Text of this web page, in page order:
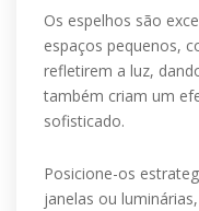
Os espelhos são
espaços pequenos,
refletirem a luz,
também criam um
sofisticado.
Posicione-os
janelas ou